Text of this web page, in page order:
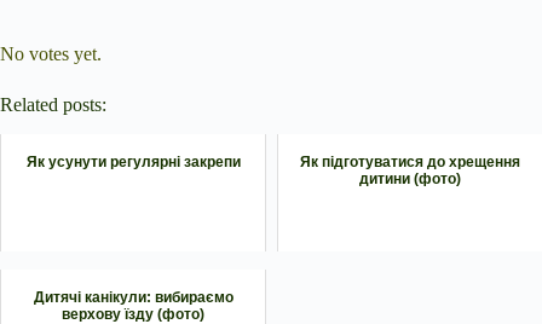
No votes yet.
Related posts:
Як усунути регулярні закрепи
Як підготуватися до хрещення
дитини (фото)
Дитячі канікули: вибираємо
верхову їзду (фото)